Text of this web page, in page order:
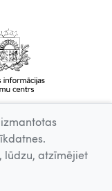
lūdzu, atzīmējiet